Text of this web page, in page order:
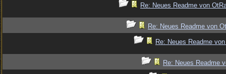
Re: Neues Readme von
Re: Neues Readme von
Re: Neues Readme
Re: Neues Readme